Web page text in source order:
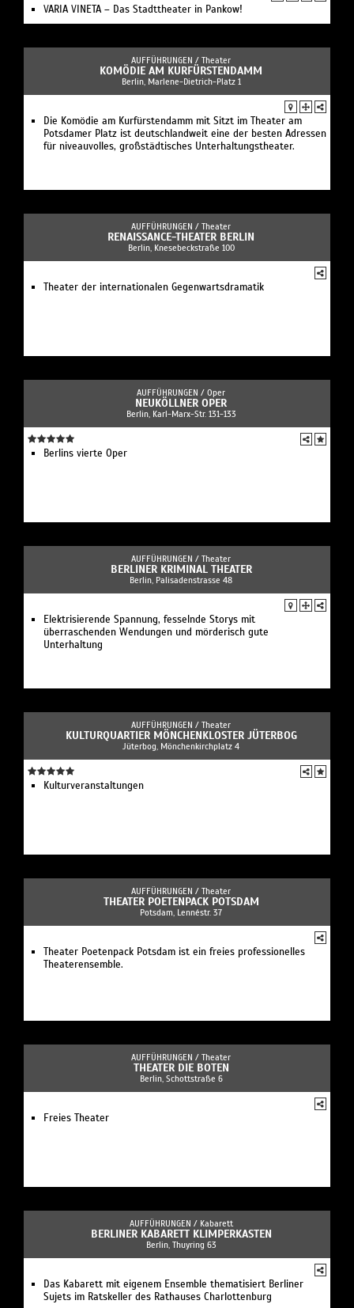
VARIA VINETA – Das Stadttheater in Pankow!
AUFFÜHRUNGEN / Theater
KOMÖDIE AM KURFÜRSTENDAMM
Berlin, Marlene-Dietrich-Platz 1
Die Komödie am Kurfürstendamm mit Sitzt im Theater am
Potsdamer Platz ist deutschlandweit eine der besten Adressen
für niveauvolles, großstädtisches Unterhaltungstheater.
AUFFÜHRUNGEN / Theater
RENAISSANCE-THEATER BERLIN
Berlin, Knesebeckstraße 100
Theater der internationalen Gegenwartsdramatik
AUFFÜHRUNGEN / Oper
NEUKÖLLNER OPER
Berlin, Karl-Marx-Str. 131-133
Berlins vierte Oper
AUFFÜHRUNGEN / Theater
BERLINER KRIMINAL THEATER
Berlin, Palisadenstrasse 48
Elektrisierende Spannung, fesselnde Storys mit
überraschenden Wendungen und mörderisch gute
Unterhaltung
AUFFÜHRUNGEN / Theater
KULTURQUARTIER MÖNCHENKLOSTER JÜTERBOG
Jüterbog, Mönchenkirchplatz 4
Kulturveranstaltungen
AUFFÜHRUNGEN / Theater
THEATER POETENPACK POTSDAM
Potsdam, Lennéstr. 37
Theater Poetenpack Potsdam ist ein freies professionelles
Theaterensemble.
AUFFÜHRUNGEN / Theater
THEATER DIE BOTEN
Berlin, Schottstraße 6
Freies Theater
AUFFÜHRUNGEN / Kabarett
BERLINER KABARETT KLIMPERKASTEN
Berlin, Thuyring 63
Das Kabarett mit eigenem Ensemble thematisiert Berliner
Sujets im Ratskeller des Rathauses Charlottenburg